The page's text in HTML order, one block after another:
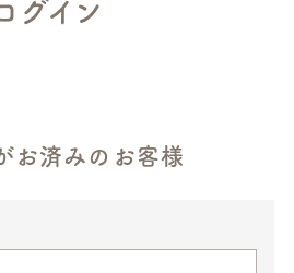
グイン
お済みのお客様